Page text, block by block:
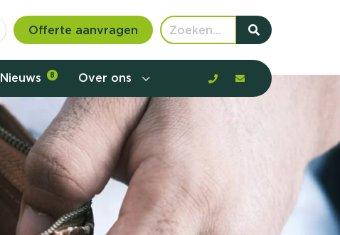
Offerte aanvragen
Nieuws 8 Over ons